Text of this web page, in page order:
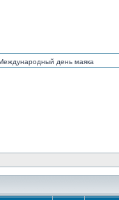
день маяка